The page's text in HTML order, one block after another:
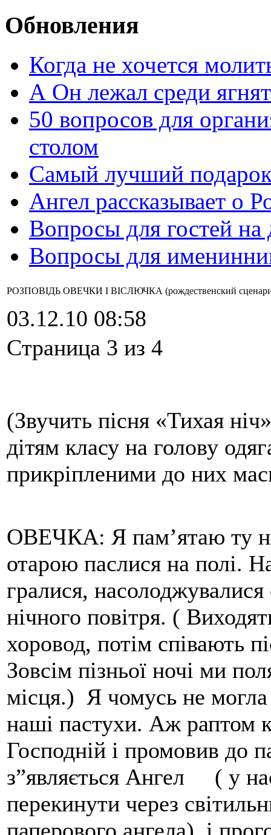
Обновления
Когда не хочется
А Он лежал среди ягнят
50 вопросов для
столом
Самый лучший
Ангел рассказывает о
Вопросы для гостей
Вопросы для
РОЗПОВІДЬ ОВЕЧКИ І ВІСЛЮЧКА (рождественский сценарий
03.12.10 08:58
Cтраница 3 из 4
(Звучить пісня «Тихая
дітям класу на голову
прикріпленими до них
ОВЕЧКА: Я пам’ятаю ту
отарою паслися на полі.
гралися,
нічного повітря. (
хоровод, потім співають
Зовсім пізньої ночі ми
місця.) Я чомусь не могла
наші пастухи. Аж раптом
Господній і промовив до
з”являється Ангел ( у
перекинути через